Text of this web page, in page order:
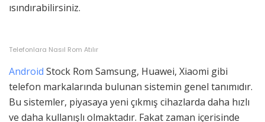
ısındırabilirsiniz.
Telefonlara Nasıl Rom Atılır
Android Stock Rom Samsung, Huawei, Xiaomi gibi
telefon markalarında bulunan sistemin genel tanımıdır.
Bu sistemler, piyasaya yeni çıkmış cihazlarda daha hızlı
ve daha kullanışlı olmaktadır. Fakat zaman içerisinde